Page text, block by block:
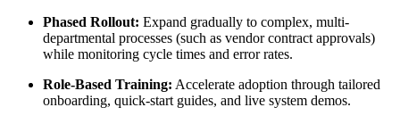
Phased Rollout: Expand gradually to complex, multi-
departmental processes (such as vendor contract approvals)
while monitoring cycle times and error rates.
Role-Based Training: Accelerate adoption through tailored
onboarding, quick-start guides, and live system demos.